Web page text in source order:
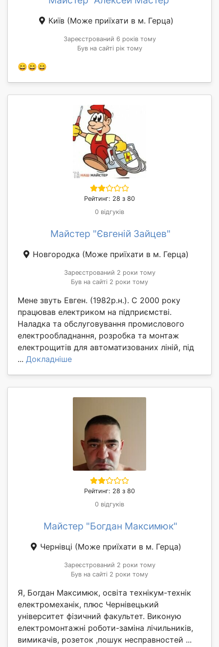
Київ (Може приїхати в м. Герца)
Зареєстрований 6 років тому
Був на сайті рік тому
😄😄😄
Рейтинг: 28 з 80
0 відгуків
Майстер "Євгеній Зайцев"
Новгородка (Може приїхати в м. Герца)
Зареєстрований 2 роки тому
Був на сайті 2 роки тому
Мене звуть Евген. (1982р.н.). С 2000 року
працював електриком на підприємстві.
Наладка та обслуговування промислового
електрообладнання, розробка та монтаж
електрощитів для автоматизованих ліній, під
... Докладніше
Рейтинг: 28 з 80
0 відгуків
Майстер "Богдан Максимюк"
Чернівці (Може приїхати в м. Герца)
Зареєстрований 2 роки тому
Був на сайті 2 роки тому
Я, Богдан Максимюк, освіта технікум-технік
електромеханік, плюс Чернівецький
університет фізичний факультет. Виконую
електромонтажні роботи-заміна лічильників,
вимикачів, розеток ,пошук несправностей ...